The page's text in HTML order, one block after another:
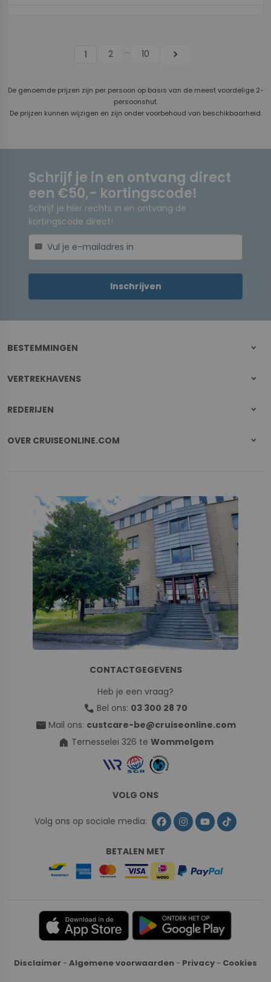
1 2 ... 10 chevron_right
De genoemde prijzen zijn per persoon op basis van de meest voordelige 2-
persoonshut.
De prijzen kunnen wijzigen en zijn onder voorbehoud van beschikbaarheid.
Schrijf je in en ontvang direct
een €50,- kortingscode!
Schrijf je hier rechts in en ontvang de
kortingscode direct!
mail
Inschrijven
BESTEMMINGEN
VERTREKHAVENS
REDERIJEN
OVER CRUISEONLINE.COM
CONTACTGEGEVENS
Heb je een vraag?
call Bel ons: 03 300 28 70
mail Mail ons: custcare-be@cruiseonline.com
home Ternesselei 326 te Wommelgem
VOLG ONS
Volg ons op sociale media:
BETALEN MET
Disclaimer - Algemene voorwaarden - Privacy - Cookies